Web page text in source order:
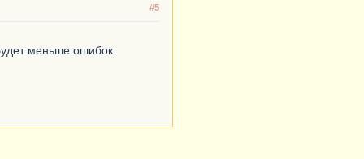
#5
меньше ошибок